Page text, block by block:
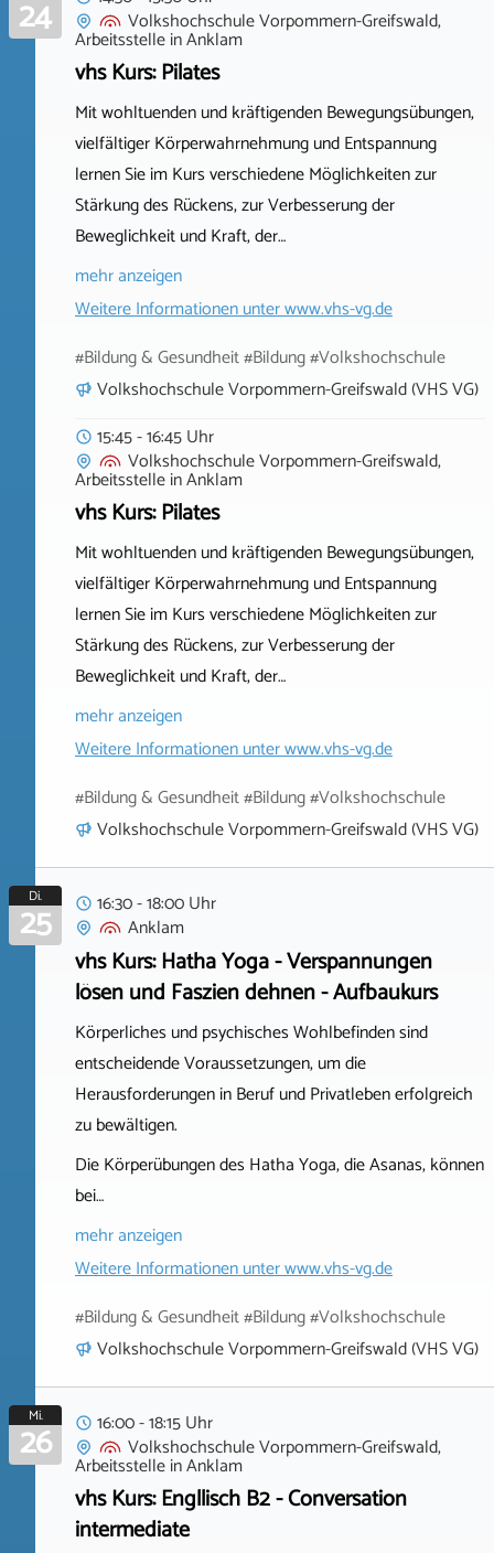
24
Volkshochschule Vorpommern-Greifswald,
ArbeitsstelleinAnklam
vhs Kurs: Pilates
Mit wohltuenden und kräftigenden Bewegungsübungen,
vielfältiger Körperwahrnehmung und Entspannung
lernen Sie im Kurs verschiedene Möglichkeiten zur
Stärkung des Rückens, zur Verbesserung der
Beweglichkeit und Kraft, der…
mehr anzeigen
Weitere Informationen unterwww.vhs-vg.de
#Bildung & Gesundheit #Bildung #Volkshochschule
Volkshochschule Vorpommern-Greifswald (VHS VG)
15:45 - 16:45 Uhr
Volkshochschule Vorpommern-Greifswald,
ArbeitsstelleinAnklam
vhs Kurs: Pilates
Mit wohltuenden und kräftigenden Bewegungsübungen,
vielfältiger Körperwahrnehmung und Entspannung
lernen Sie im Kurs verschiedene Möglichkeiten zur
Stärkung des Rückens, zur Verbesserung der
Beweglichkeit und Kraft, der…
mehr anzeigen
Weitere Informationen unterwww.vhs-vg.de
#Bildung & Gesundheit #Bildung #Volkshochschule
Volkshochschule Vorpommern-Greifswald (VHS VG)
Di.
25
16:30 - 18:00 Uhr
Anklam
vhs Kurs: Hatha Yoga - Verspannungen
lösen und Faszien dehnen - Aufbaukurs
Körperliches und psychisches Wohlbefinden sind
entscheidende Voraussetzungen, um die
Herausforderungen in Beruf und Privatleben erfolgreich
zu bewältigen.
Die Körperübungen des Hatha Yoga, die Asanas, können
bei…
mehr anzeigen
Weitere Informationen unterwww.vhs-vg.de
#Bildung & Gesundheit #Bildung #Volkshochschule
Volkshochschule Vorpommern-Greifswald (VHS VG)
Mi.
26
16:00 - 18:15 Uhr
Volkshochschule Vorpommern-Greifswald,
ArbeitsstelleinAnklam
vhs Kurs: Engllisch B2 - Conversation
intermediate